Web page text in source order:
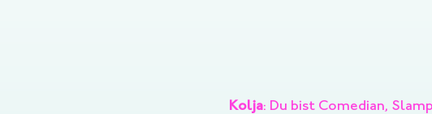
Kolja: Du bist Comedian,